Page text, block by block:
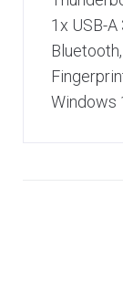
1x USB-A
Windows